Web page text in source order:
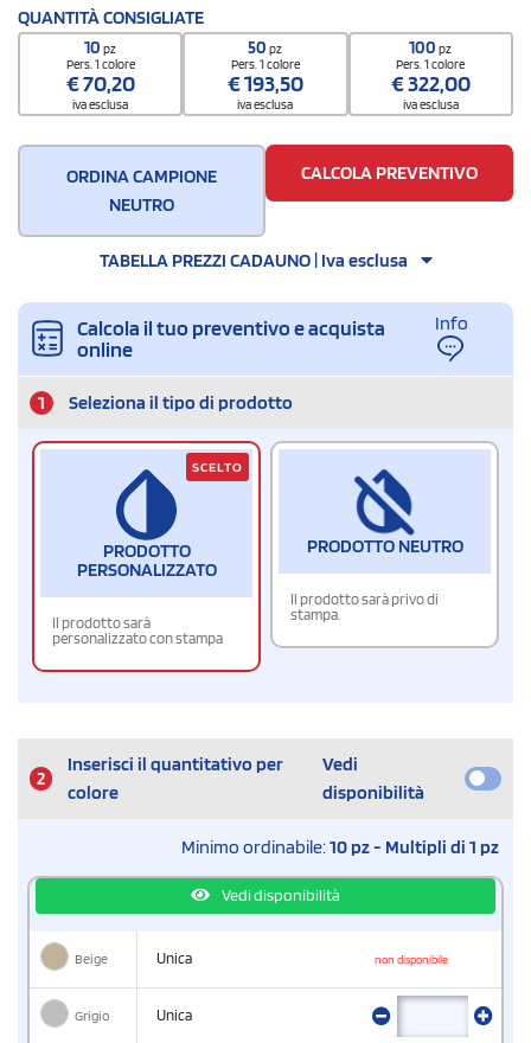
Codice doganale
6216 0000
Quantità per scatola
QUANTITÀ CONSIGLIATE
10pz
Pers. 1 colore
€70,20
iva esclusa
50pz
Pers. 1 colore
€193,50
iva esclusa
100pz
Pers. 1 colore
€322,00
iva esclusa
ORDINA CAMPIONE
NEUTRO
CALCOLA PREVENTIVO
TABELLA PREZZI CADAUNO | Iva esclusa
Calcola il tuo preventivo e acquista
online
Info
1 Seleziona il tipo di prodotto
PRODOTTO
PERSONALIZZATO
Il prodotto sarà
personalizzato con stampa
SCELTO
PRODOTTO NEUTRO
Il prodotto sarà privo di
stampa.
2
Inserisci il quantitativo per
colore
Vedi
disponibilità
Minimo ordinabile:10 pz - Multipli di 1 pz
Vedi disponibilità
Beige Unica non disponibile
Grigio Unica